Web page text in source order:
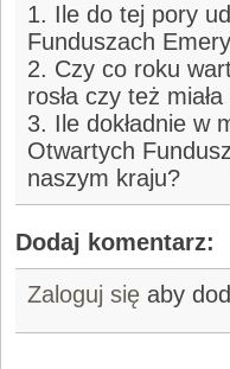
1. Ile do tej pory
Funduszach
2. Czy co roku
rosła czy też
3. Ile dokładnie w
Otwartych
naszym kraju?
Dodaj komentarz:
Zaloguj się aby